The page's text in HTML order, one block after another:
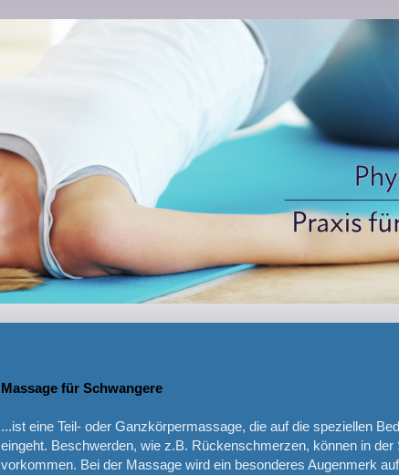
Massage für Schwangere
...ist eine Teil- oder Ganzkörpermassage, die auf die speziellen
eingeht. Beschwerden, wie z.B. Rückenschmerzen, können in
vorkommen. Bei der Massage wird ein besonderes Augenmerk